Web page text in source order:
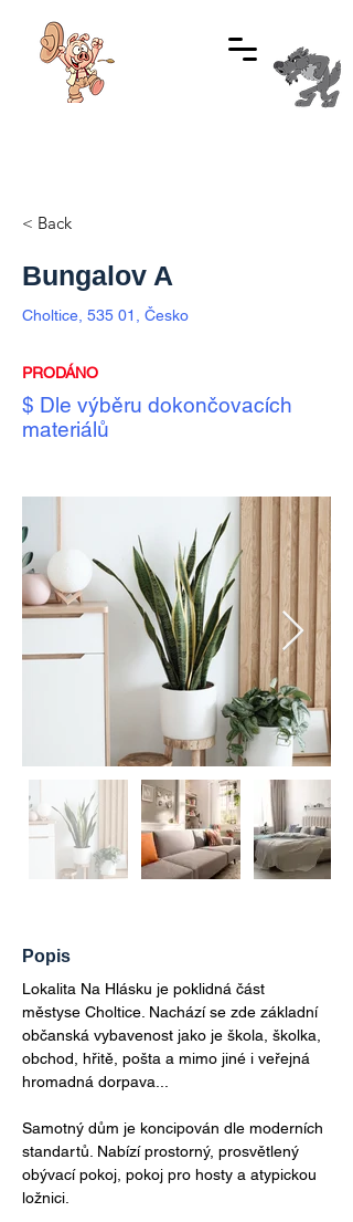
< Back
Bungalov A
Choltice, 535 01, Česko
PRODÁNO
$ Dle výběru dokončovacích
materiálů
Popis
Lokalita Na Hlásku je poklidná část
městyse Choltice. Nachází se zde základní
občanská vybavenost jako je škola, školka,
obchod, hřitě, pošta a mimo jiné i veřejná
hromadná dorpava...
Samotný dům je koncipován dle moderních
standartů. Nabízí prostorný, prosvětlený
obývací pokoj, pokoj pro hosty a atypickou
ložnici.